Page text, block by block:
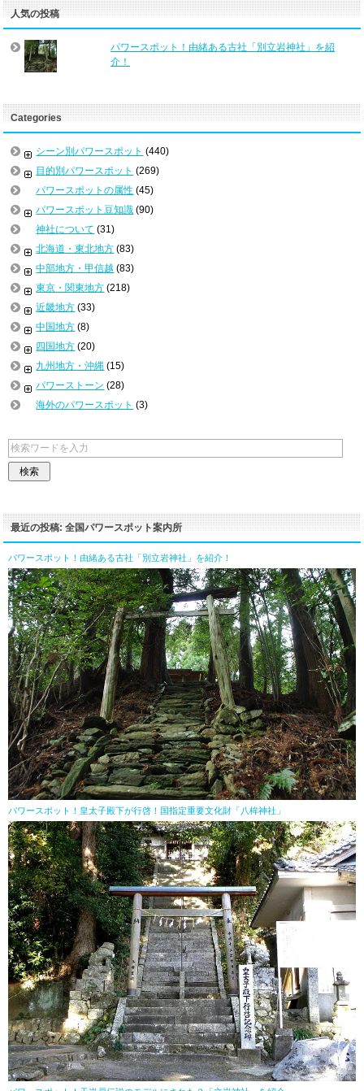
人気の投稿
パワースポット！由緒ある古社「別立岩神社」を紹
介！
Categories
シーン別パワースポット (440)
目的別パワースポット (269)
パワースポットの属性 (45)
パワースポット豆知識 (90)
神社について (31)
北海道・東北地方 (83)
中部地方・甲信越 (83)
東京・関東地方 (218)
近畿地方 (33)
中国地方 (8)
四国地方 (20)
九州地方・沖縄 (15)
パワーストーン (28)
海外のパワースポット (3)
最近の投稿: 全国パワースポット案内所
パワースポット！由緒ある古社「別立岩神社」を紹介！
パワースポット！皇太子殿下が行啓！国指定重要文化財「八桙神社」